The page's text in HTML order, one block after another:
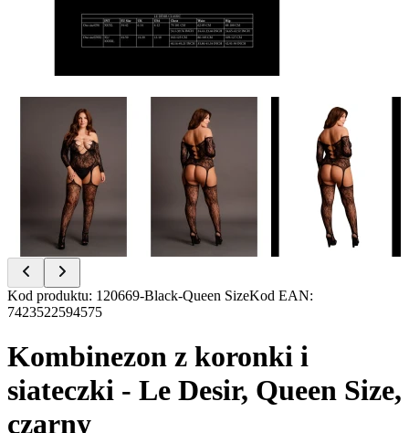
Item
1
7
Kod produktu: 120669-Black-Queen SizeKod EAN:
7423522594575
Kombinezon z koronki i
siateczki - Le Desir, Queen Size,
czarny